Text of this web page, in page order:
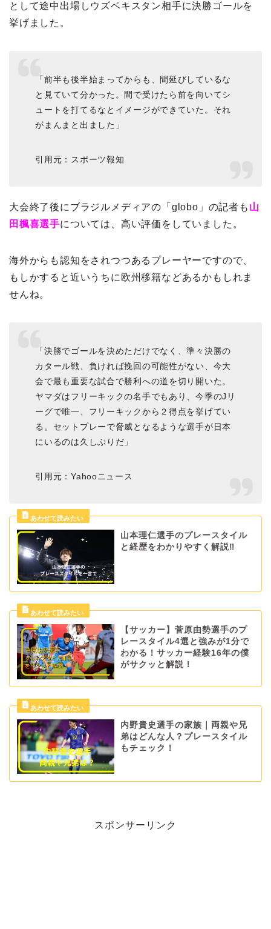
として途中出場しウズベキスタン相手に決勝ゴールを
挙げました。
「前半も後半始まってからも、間延びしているな
と見ていて分かった。間で受けたら前を向いてシ
ュートを打てるなとイメージができていた。それ
がまんまと出ました」
引用元：スポーツ報知
大会終了後にブラジルメディアの「globo」の記者も 山
田楓喜選手については、高い評価をしていました。
海外からも認知をされつつあるプレーヤーですので、
もしかすると近いうちに欧州移籍などあるかもしれま
せんね。
「決勝でゴールを決めただけでなく、準々決勝の
カタール戦、負ければ挽回の可能性がない、今大
会で最も重要な試合で勝利への道を切り開いた。
ヤマダはフリーキックの名手でもあり、今季のJリ
ーグで唯一、フリーキックから２得点を挙げてい
る。セットプレーで脅威となるような選手が日本
にいるのは久しぶりだ」
引用元：Yahooニュース
山本理仁選手のプレースタイル
と経歴をわかりやすく解説‼
【サッカー】菅原由勢選手のプ
レースタイル4選と強みが1分で
わかる！サッカー経験16年の僕
がサクッと解説！
内野貴史選手の家族｜両親や兄
弟はどんな人？プレースタイル
もチェック！
スポンサーリンク